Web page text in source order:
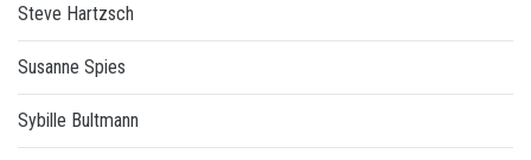
Steve Hartzsch
Susanne Spies
Sybille Bultmann